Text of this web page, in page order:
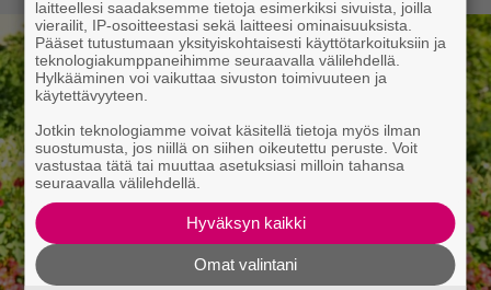
laitteellesi saadaksemme tietoja esimerkiksi sivuista, joilla
vierailit, IP-osoitteestasi sekä laitteesi ominaisuuksista.
Pääset tutustumaan yksityiskohtaisesti käyttötarkoituksiin ja
teknologiakumppaneihimme seuraavalla välilehdellä.
Hylkääminen voi vaikuttaa sivuston toimivuuteen ja
käytettävyyteen.
Jotkin teknologiamme voivat käsitellä tietoja myös ilman
suostumusta, jos niillä on siihen oikeutettu peruste. Voit
vastustaa tätä tai muuttaa asetuksiasi milloin tahansa
seuraavalla välilehdellä.
Hyväksyn kaikki
Omat valintani